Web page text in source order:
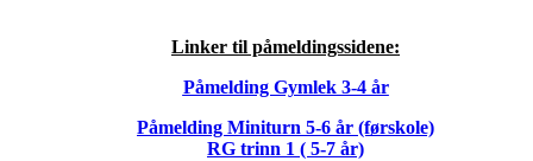
Linker til påmeldingssidene:
Påmelding Gymlek 3-4 år
Påmelding Miniturn 5-6 år (førskole)
RG trinn 1 ( 5-7 år)